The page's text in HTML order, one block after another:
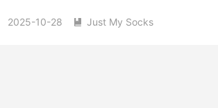
2025-10-28
 Just My Socks